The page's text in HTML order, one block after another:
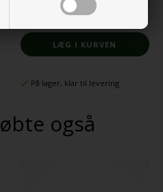
På lager, klar til levering
også